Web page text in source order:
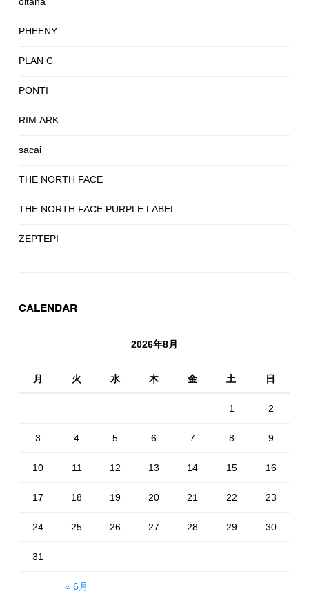
PHEENY
PLAN C
PONTI
RIM.ARK
sacai
THE NORTH FACE
THE NORTH FACE PURPLE LABEL
ZEPTEPI
CALENDAR
2026年8月
月 火 水 木 金 土 日
« 6月
1 2
3 4 5 6 7 8 9
10 11 12 13 14 15 16
17 18 19 20 21 22 23
24 25 26 27 28 29 30
31